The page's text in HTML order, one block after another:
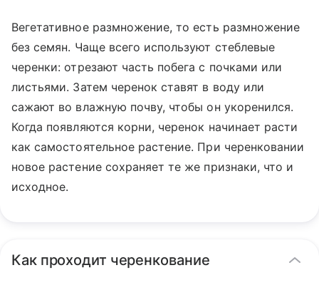
Вегетативное размножение, то есть размножение
без семян. Чаще всего используют стеблевые
черенки: отрезают часть побега с почками или
листьями. Затем черенок ставят в воду или
сажают во влажную почву, чтобы он укоренился.
Когда появляются корни, черенок начинает расти
как самостоятельное растение. При черенковании
новое растение сохраняет те же признаки, что и
исходное.
Как проходит черенкование